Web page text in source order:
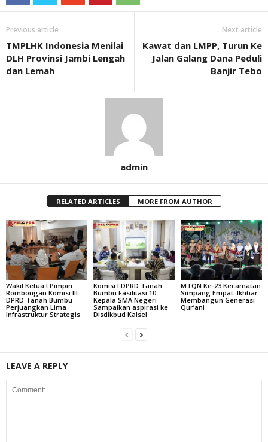
Previous article
TMPLHK Indonesia Menilai
DLH Provinsi Jambi Lengah
dan Lemah
Next article
Kawat dan LMPP, Turun Ke
Jalan Galang Dana Peduli
Banjir Tebo
admin
RELATED ARTICLES MORE FROM AUTHOR
Wakil Ketua I Pimpin
Rombongan Komisi III
DPRD Tanah Bumbu
Perjuangkan Lima
Infrastruktur Strategis
Komisi I DPRD Tanah
Bumbu Fasilitasi 10
Kepala SMA Negeri
Sampaikan aspirasi ke
Disdikbud Kalsel
MTQN Ke-23 Kecamatan
Simpang Empat: Ikhtiar
Membangun Generasi
Qur’ani
LEAVE A REPLY